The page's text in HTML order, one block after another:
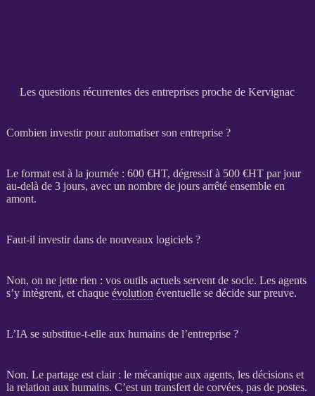
Les questions récurrentes des entreprises proche de Kervignac
Combien investir pour automatiser son entreprise ?
Le format est à la journée : 600 €HT, dégressif à 500 €HTpar jour
au-delà de 3 jours, avec un nombre de jours arrêté ensemble en
amont.
Faut-il investir dans de nouveaux logiciels ?
Non, on ne jette rien : vos outils actuels servent de socle. Les agents
s’y intègrent, et chaque évolution éventuelle se décide sur preuve.
L’IA se substitue-t-elle aux humains de l’entreprise ?
Non. Le partage est clair : le mécanique aux agents, les décisions et
la relation aux humains. C’est un transfertde corvées, pas de postes.